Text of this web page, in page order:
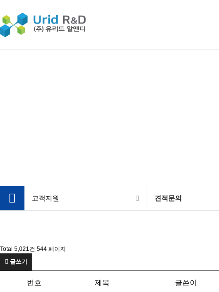
고객지원 견적문의
Total 5,021건 544 페이지
글쓰기
번호 제목 글쓴이